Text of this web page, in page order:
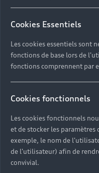
Cookies Essentiels
Les cookies essentiels sont
fonctions de base lors de
fonctions comprennent par
Cookies fonctionnels
Les cookies fonctionnels
et de stocker les
exemple, le nom de
de l'utilisateur) afin de
convivial.